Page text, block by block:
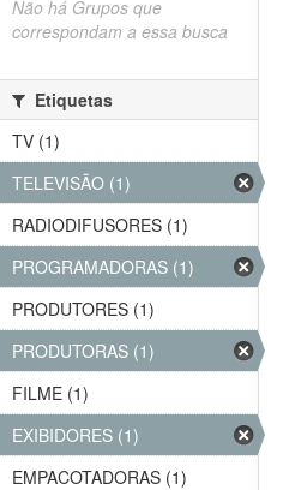
Não há Grupos que
correspondam a essa busca
Etiquetas
TV (1)
TELEVISÃO (1)
RADIODIFUSORES (1)
PROGRAMADORAS (1)
PRODUTORES (1)
PRODUTORAS (1)
FILME (1)
EXIBIDORES (1)
EMPACOTADORAS (1)